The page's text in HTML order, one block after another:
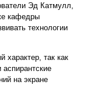
Эд Катмулл,
кафедры
технологии
характер, так как
на экране